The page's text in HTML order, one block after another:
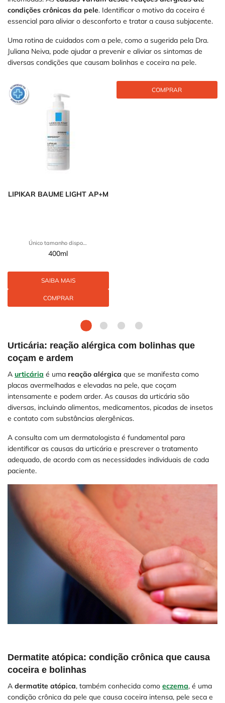
condições crônicas da pele. Identificar o motivo da coceira é
essencial para aliviar o desconforto e tratar a causa subjacente.
Uma rotina de cuidados com a pele, como a sugerida pela Dra.
Juliana Neiva, pode ajudar a prevenir e aliviar os sintomas de
diversas condições que causam bolinhas e coceira na pele.
LIPIKAR BAUME LIGHT AP+M
400ml
SAIBA MAIS
COMPRAR
COMPRAR
Urticária: reação alérgica com bolinhas que
coçam e ardem
A urticária é uma reação alérgica que se manifesta como
placas avermelhadas e elevadas na pele, que coçam
intensamente e podem arder. As causas da urticária são
diversas, incluindo alimentos, medicamentos, picadas de insetos
e contato com substâncias alergênicas.
A consulta com um dermatologista é fundamental para
identificar as causas da urticária e prescrever o tratamento
adequado, de acordo com as necessidades individuais de cada
paciente.
Dermatite atópica: condição crônica que causa
coceira e bolinhas
A dermatite atópica, também conhecida como eczema, é uma
condição crônica da pele que causa coceira intensa, pele seca e